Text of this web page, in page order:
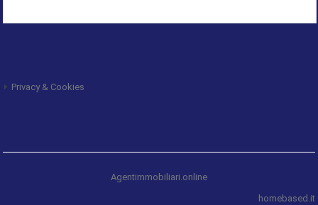
Privacy & Cookies
Agentimmobiliari.online
homebased.it